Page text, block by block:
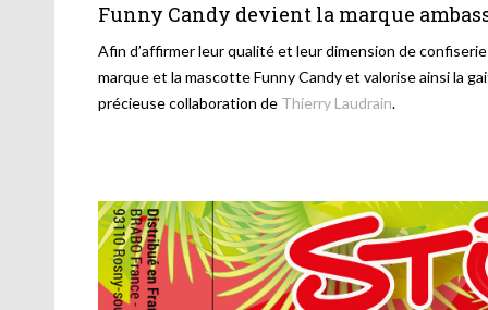
Funny Candy devient la marque
Afin d’affirmer leur qualité et leur dimension de
marque et la mascotte Funny Candy et valorise ainsi la
précieuse collaboration de Thierry Laudrain.